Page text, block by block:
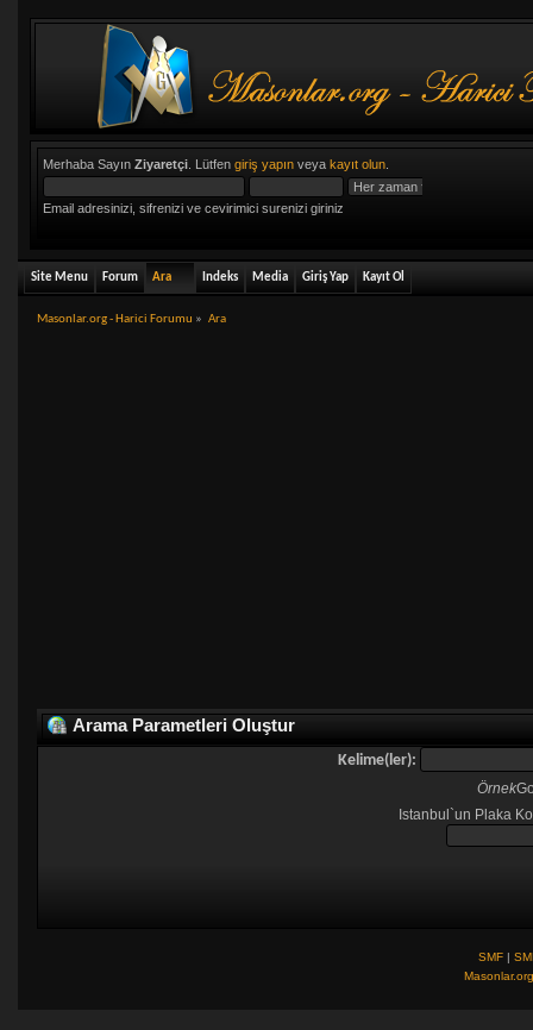
Merhaba Sayın Ziyaretçi. Lütfen giriş yapınveya kayıt olun.
Email adresinizi, sifrenizi ve cevirimici surenizi giriniz
Site Menu Forum Ara Indeks Media Giriş Yap Kayıt Ol
Masonlar.org - Harici Forumu » Ara
Arama Parametleri Oluştur
Kelime(ler):
Örnek
Istanbul`un Plaka
SMF |
Masonlar.org